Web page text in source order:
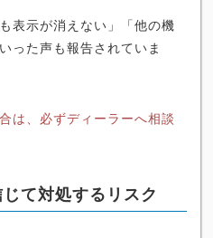
表示が消えない」「他の機
った声も報告されていま
は、必ずディーラーへ相談
て対処するリスク